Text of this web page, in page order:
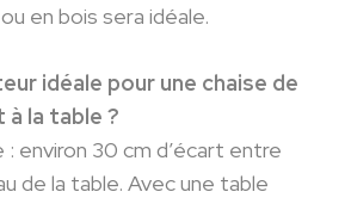
en bois sera idéale.
idéale pour une chaise de
la table ?
environ 30 cm d’écart entre
de la table. Avec une table